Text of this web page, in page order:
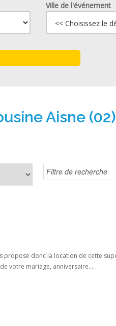
Ville de l'événement
Aisne (02)
propose donc la location de cette
votre mariage, anniversaire....